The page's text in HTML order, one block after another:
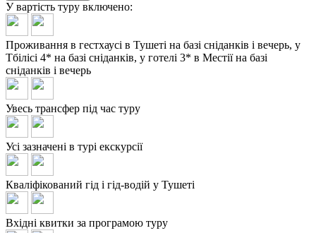
У вартість туру включено:
Проживання в гестхаусі в Тушеті на базі сніданків і вечерь, у
Тбілісі 4* на базі сніданків, у готелі 3* в Местії на базі
сніданків і вечерь
Увесь трансфер під час туру
Усі зазначені в турі екскурсії
Кваліфікований гід і гід-водій у Тушеті
Вхідні квитки за програмою туру